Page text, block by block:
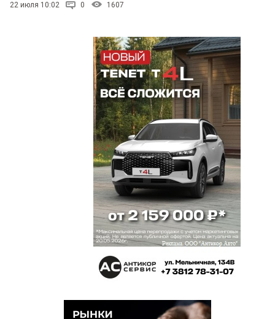
22 июля 10:02 0 1607